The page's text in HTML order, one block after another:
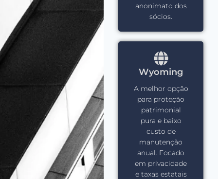
anonimato dos
sócios.
Wyoming
A melhor opção
para proteção
patrimonial
pura e baixo
custo de
manutenção
anual. Focado
em privacidade
e taxas estatais